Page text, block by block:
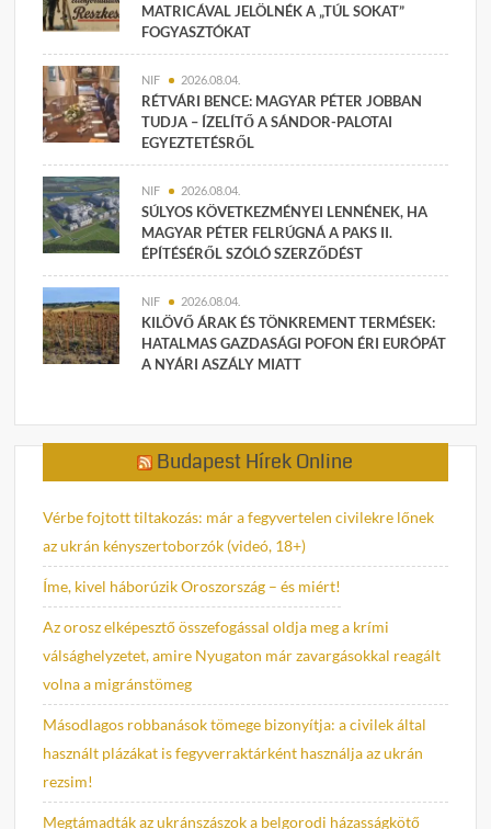
MATRICÁVAL JELÖLNÉK A „TÚL SOKAT”
FOGYASZTÓKAT
NIF 2026.08.04.
RÉTVÁRI BENCE: MAGYAR PÉTER JOBBAN
TUDJA – ÍZELÍTŐ A SÁNDOR-PALOTAI
EGYEZTETÉSRŐL
NIF 2026.08.04.
SÚLYOS KÖVETKEZMÉNYEI LENNÉNEK, HA
MAGYAR PÉTER FELRÚGNÁ A PAKS II.
ÉPÍTÉSÉRŐL SZÓLÓ SZERZŐDÉST
NIF 2026.08.04.
KILÖVŐ ÁRAK ÉS TÖNKREMENT TERMÉSEK:
HATALMAS GAZDASÁGI POFON ÉRI EURÓPÁT
A NYÁRI ASZÁLY MIATT
Budapest Hírek Online
Vérbe fojtott tiltakozás: már a fegyvertelen civilekre lőnek
az ukrán kényszertoborzók (videó, 18+)
Íme, kivel háborúzik Oroszország – és miért!
Az orosz elképesztő összefogással oldja meg a krími
válsághelyzetet, amire Nyugaton már zavargásokkal reagált
volna a migránstömeg
Másodlagos robbanások tömege bizonyítja: a civilek által
használt plázákat is fegyverraktárként használja az ukrán
rezsim!
Megtámadták az ukránszászok a belgorodi házasságkötő